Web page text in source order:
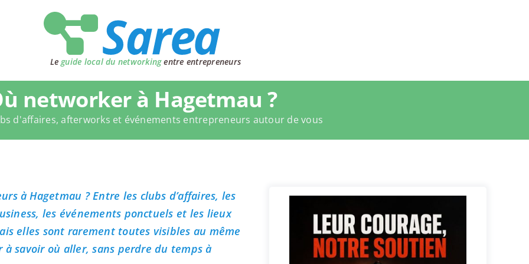
Le guide local du networkingentre entrepreneurs
networker à Hagetmau ?
d'affaires, afterworks et événements entrepreneurs autour de vous
à Hagetmau ? Entre les clubs d’affaires, les
les événements ponctuels et les lieux
elles sont rarement toutes visibles au même
savoir où aller, sans perdre du temps à